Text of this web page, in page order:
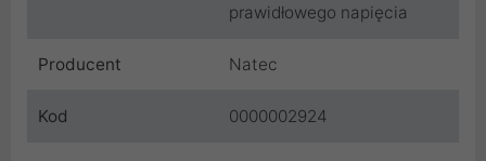
prawidłowego napięcia
Producent Natec
Kod 0000002924